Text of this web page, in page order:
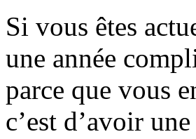
Si vous êtes
une année
parce que vous
c’est d’avoir